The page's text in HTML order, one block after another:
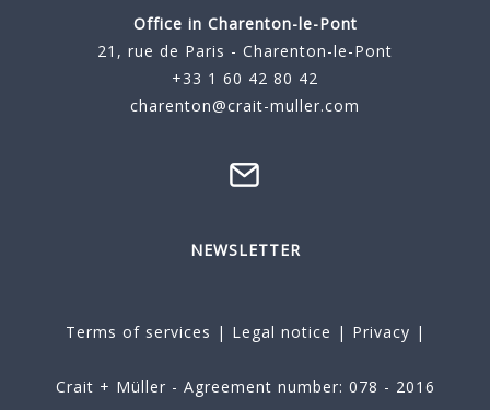
Office in Charenton-le-Pont
21, rue de Paris - Charenton-le-Pont
+33 1 60 42 80 42
charenton@crait-muller.com
NEWSLETTER
Terms of services | Legal notice | Privacy |
Crait + Müller - Agreement number: 078 - 2016